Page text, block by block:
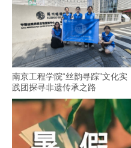
南京工程学院“丝韵寻踪”文化实
践团探寻非遗传承之路